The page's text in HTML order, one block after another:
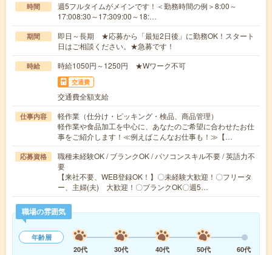
時間
週5フルタイムがメインです！＜勤務時間の例＞8:00～
17:008:30～17:309:00～18:…
期間
即日～長期 ★応募から「最短2日後」に勤務OK！スタート
日はご相談ください。★急募です！
時給 時給1050円～1250円 ★Wワーク不可
交通費
交通費全額支給
仕事内容
軽作業（仕分け・ピッキング・検品、商品管理）
軽作業や食品加工を中心に、あなたのご希望に合わせたお仕
事をご紹介します！≪例えばこんなお仕事も！≫【…
応募資格
職種未経験OK / ブランクOK / パソコンスキル不要 / 英語力不
要
【来社不要、WEB登録OK！】〇未経験大歓迎！〇フリータ
ー、主婦(夫) 大歓迎！〇ブランクOK〇週5…
職場の雰囲気
年齢層
20代
30代 40代 50代 60代